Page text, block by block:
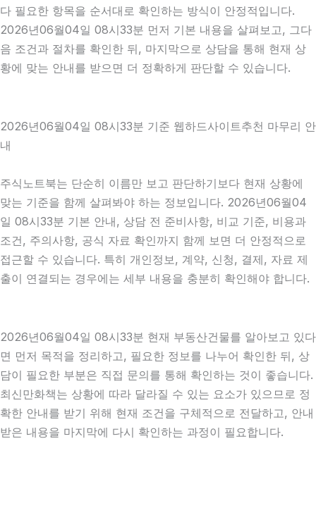
다 필요한 항목을 순서대로 확인하는 방식이 안정적입니다.
2026년06월04일 08시33분 먼저 기본 내용을 살펴보고, 그다
음 조건과 절차를 확인한 뒤, 마지막으로 상담을 통해 현재 상
황에 맞는 안내를 받으면 더 정확하게 판단할 수 있습니다.
2026년06월04일 08시33분 기준 웹하드사이트추천 마무리 안
내
주식노트북는 단순히 이름만 보고 판단하기보다 현재 상황에
맞는 기준을 함께 살펴봐야 하는 정보입니다. 2026년06월04
일 08시33분 기본 안내, 상담 전 준비사항, 비교 기준, 비용과
조건, 주의사항, 공식 자료 확인까지 함께 보면 더 안정적으로
접근할 수 있습니다. 특히 개인정보, 계약, 신청, 결제, 자료 제
출이 연결되는 경우에는 세부 내용을 충분히 확인해야 합니다.
2026년06월04일 08시33분 현재 부동산건물를 알아보고 있다
면 먼저 목적을 정리하고, 필요한 정보를 나누어 확인한 뒤, 상
담이 필요한 부분은 직접 문의를 통해 확인하는 것이 좋습니다.
최신만화책는 상황에 따라 달라질 수 있는 요소가 있으므로 정
확한 안내를 받기 위해 현재 조건을 구체적으로 전달하고, 안내
받은 내용을 마지막에 다시 확인하는 과정이 필요합니다.